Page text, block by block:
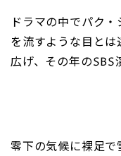
ドラマの中でパク
を流すような目と
広げ、その年のSBS
零下の気候に裸足